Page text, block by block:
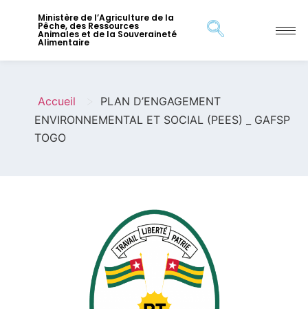
Ministère de l’Agriculture de la
Pêche, des Ressources
Animales et de la Souveraineté
Alimentaire
Accueil
PLAN D’ENGAGEMENT
ENVIRONNEMENTAL ET SOCIAL (PEES) _ GAFSP
TOGO